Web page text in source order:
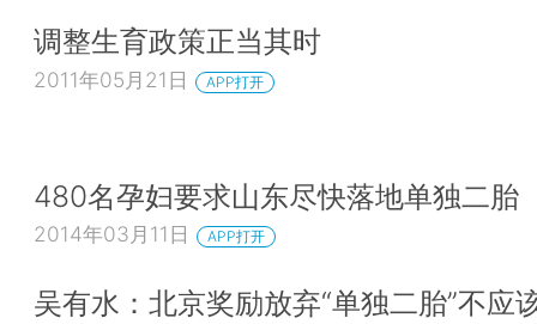
调整生育政策正当其时
2011年05月21日 APP打开
480名孕妇要求山东尽快落地单独二胎
2014年03月11日 APP打开
吴有水：北京奖励放弃“单独二胎”不应